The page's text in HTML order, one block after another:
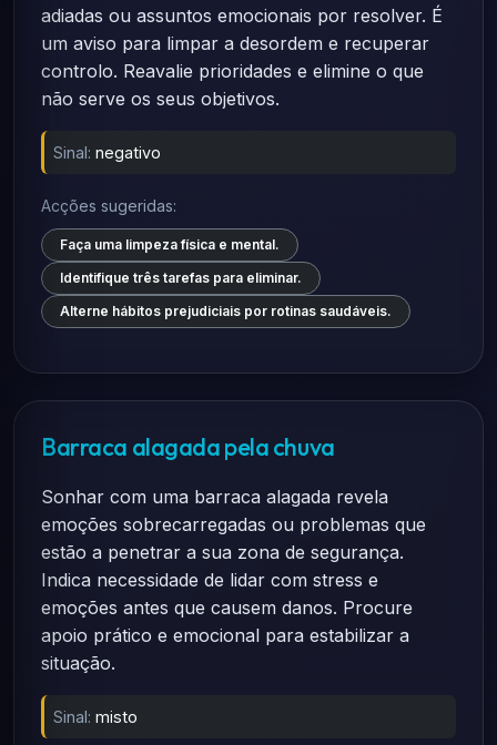
adiadas ou assuntos emocionais por resolver. É
um aviso para limpar a desordem e recuperar
controlo. Reavalie prioridades e elimine o que
não serve os seus objetivos.
Sinal: negativo
Acções sugeridas:
Faça uma limpeza física e mental.
Identifique três tarefas para eliminar.
Alterne hábitos prejudiciais por rotinas saudáveis.
Barraca alagada pela chuva
Sonhar com uma barraca alagada revela
emoções sobrecarregadas ou problemas que
estão a penetrar a sua zona de segurança.
Indica necessidade de lidar com stress e
emoções antes que causem danos. Procure
apoio prático e emocional para estabilizar a
situação.
Sinal: misto